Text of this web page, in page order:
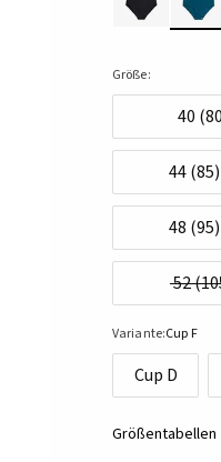
Größe:
40
44 (85)
48 (95)
52
Variante:Cup F
Cup D
Größentabellen